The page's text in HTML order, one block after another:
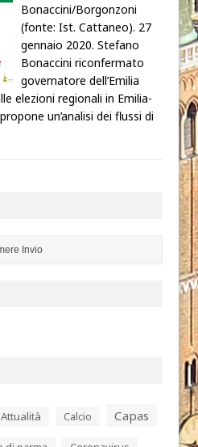
Bonaccini/Borgonzoni
(fonte: Ist. Cattaneo). 27
gennaio 2020. Stefano
Bonaccini riconfermato
governatore dell’Emilia
elezioni regionali in Emilia-
un’analisi dei flussi di
Attualità Calcio Capas